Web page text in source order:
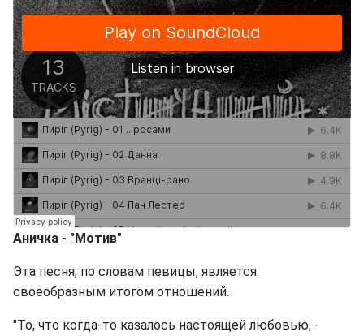
Аничка - "Мотив"
Эта песня, по словам певицы, является
своеобразным итогом отношений.
"То, что когда-то казалось настоящей любовью, -